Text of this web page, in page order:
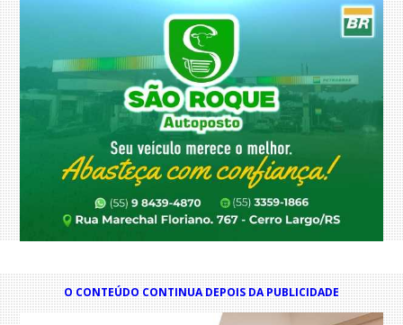
O CONTEÚDO CONTINUA DEPOIS DA PUBLICIDADE